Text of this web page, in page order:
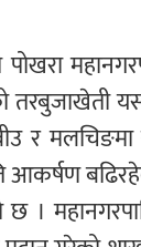
तरबुजाखेती
र
आकर्षण
।